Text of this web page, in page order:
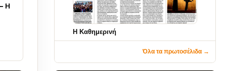
Η Καθημερινή
Όλα τα πρωτοσέλιδα →